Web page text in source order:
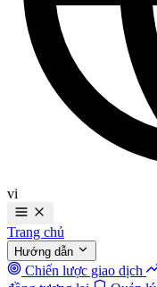
vi
Trang chủ
Hướng dẫn
Chiến lược giao dịch